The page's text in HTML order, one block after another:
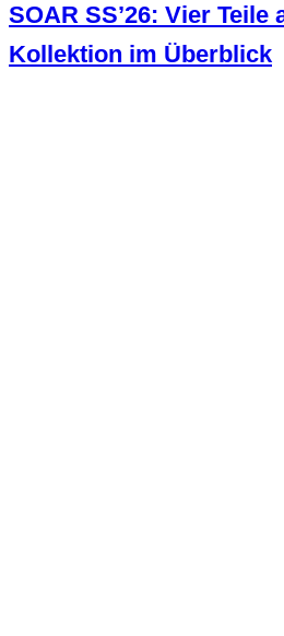
SOAR SS’26: Vier Teile
Kollektion im Überblick